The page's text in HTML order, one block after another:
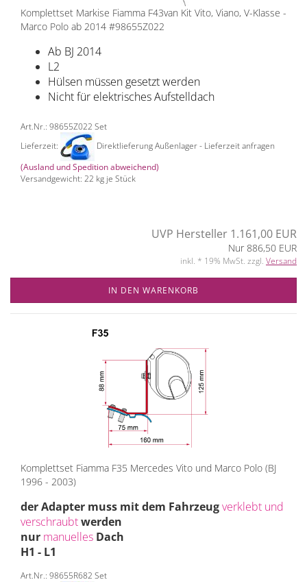
Komplettset Markise Fiamma F43van Kit Vito, Viano, V-Klasse -
Marco Polo ab 2014 #98655Z022
Ab BJ 2014
L2
Hülsen müssen gesetzt werden
Nicht für elektrisches Aufstelldach
Art.Nr.: 98655Z022 Set
Lieferzeit:
Direktlieferung Außenlager - Lieferzeit anfragen
(Ausland und Spedition abweichend)
Versandgewicht: 22 kg je Stück
UVP Hersteller 1.161,00 EUR
Nur 886,50 EUR
inkl. * 19% MwSt. zzgl. Versand
IN DEN WARENKORB
Komplettset Fiamma F35 Mercedes Vito und Marco Polo (BJ
1996 - 2003)
der Adapter muss mit dem Fahrzeugverklebt und
verschraubtwerden
nur manuelles Dach
H1 - L1
Art.Nr.: 98655R682 Set